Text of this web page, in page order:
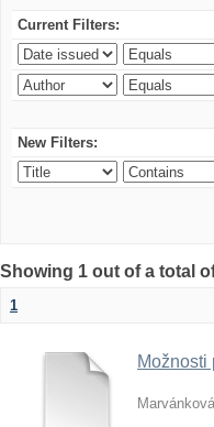
Current Filters:
New Filters:
Showing 1 out of a total
1
Možnosti